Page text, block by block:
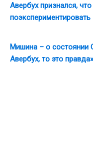
Авербух признался,
поэкспериментировать
Мишина – о состоянии
Авербух, то это правда»